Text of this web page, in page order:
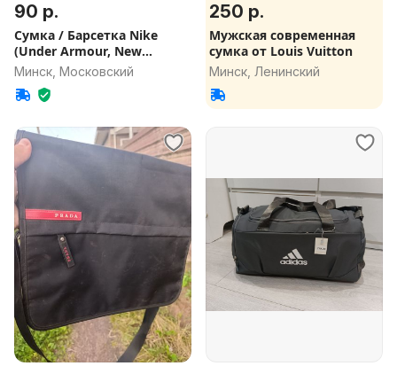
90 р.
Сумка / Барсетка Nike
(Under Armour, New
Balance)
Минск, Московский
250 р.
Мужская современная
сумка от Louis Vuitton
Минск, Ленинский